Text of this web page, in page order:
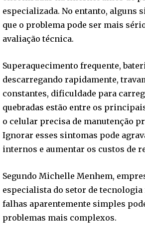
especializada. No entanto, alguns
que o problema pode ser mais
avaliação técnica.
Superaquecimento frequente,
descarregando rapidamente,
constantes, dificuldade para
quebradas estão entre os
o celular precisa de manutenção
Ignorar esses sintomas pode
internos e aumentar os custos de
Segundo Michelle Menhem,
especialista do setor de
falhas aparentemente simples
problemas mais complexos.